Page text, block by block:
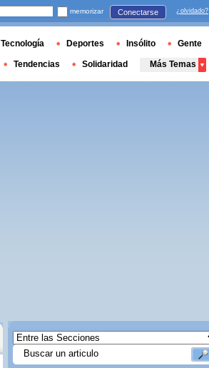
memorizar Conectarse ¿olvidado?
Tecnología Deportes Insólito Gente
Tendencias Solidaridad Más Temas